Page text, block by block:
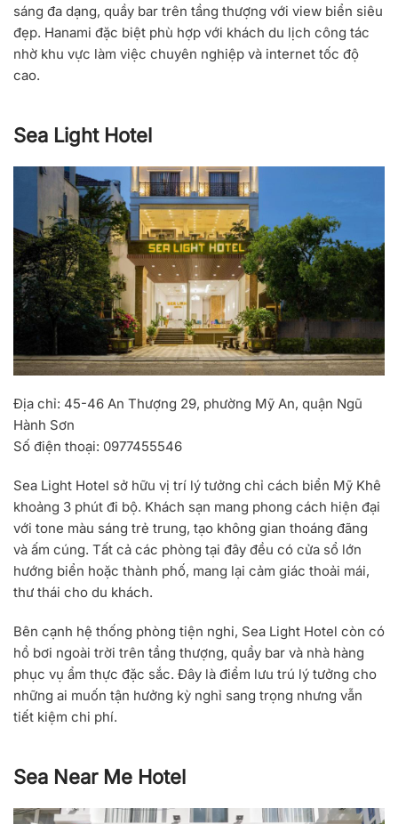
sáng đa dạng, quầy bar trên tầng thượng với view biển siêu
đẹp. Hanami đặc biệt phù hợp với khách du lịch công tác
nhờ khu vực làm việc chuyên nghiệp và internet tốc độ
cao.
Sea Light Hotel
Địa chỉ: 45-46 An Thượng 29, phường Mỹ An, quận Ngũ
Hành Sơn
Số điện thoại: 0977455546
Sea Light Hotel sở hữu vị trí lý tưởng chỉ cách biển Mỹ Khê
khoảng 3 phút đi bộ. Khách sạn mang phong cách hiện đại
với tone màu sáng trẻ trung, tạo không gian thoáng đãng
và ấm cúng. Tất cả các phòng tại đây đều có cửa sổ lớn
hướng biển hoặc thành phố, mang lại cảm giác thoải mái,
thư thái cho du khách.
Bên cạnh hệ thống phòng tiện nghi, Sea Light Hotel còn có
hồ bơi ngoài trời trên tầng thượng, quầy bar và nhà hàng
phục vụ ẩm thực đặc sắc. Đây là điểm lưu trú lý tưởng cho
những ai muốn tận hưởng kỳ nghỉ sang trọng nhưng vẫn
tiết kiệm chi phí.
Sea Near Me Hotel